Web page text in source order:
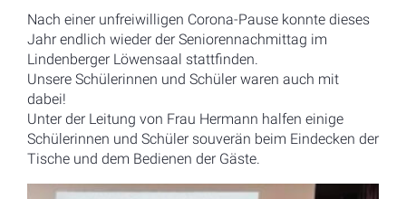
Nach einer unfreiwilligen Corona-Pause konnte dieses
Jahr endlich wieder der Seniorennachmittag im
Lindenberger Löwensaal stattfinden.
Unsere Schülerinnen und Schüler waren auch mit
dabei!
Unter der Leitung von Frau Hermann halfen einige
Schülerinnen und Schüler souverän beim Eindecken der
Tische und dem Bedienen der Gäste.